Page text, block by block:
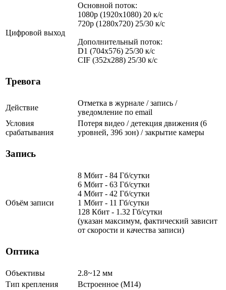
Цифровой выход
Основной поток:
1080p (1920x1080) 20 к/с
720p (1280x720) 25/30 к/с
Дополнительный поток:
D1 (704x576) 25/30 к/с
CIF (352x288) 25/30 к/с
Тревога
Действие
Отметка в журнале / запись /
уведомление по email
Условия
срабатывания
Потеря видео / детекция движения (6
уровней, 396 зон) / закрытие камеры
Запись
Объём записи
8 Мбит - 84 Гб/сутки
6 Мбит - 63 Гб/сутки
4 Мбит - 42 Гб/сутки
1 Мбит - 11 Гб/сутки
128 Кбит - 1.32 Гб/сутки
(указан максимум, фактический зависит
от скорости и качества записи)
Оптика
Объективы
2.8~12 мм
Тип крепления
Встроенное (М14)